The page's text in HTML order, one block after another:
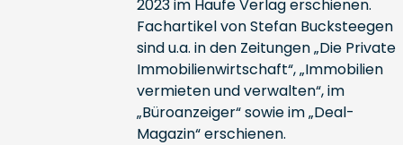
2023 im Haufe Verlag erschienen.
Fachartikel von Stefan Bucksteegen
sind u.a. in den Zeitungen „Die Private
Immobilienwirtschaft“, „Immobilien
vermieten und verwalten“, im
„Büroanzeiger“ sowie im „Deal-
Magazin“ erschienen.